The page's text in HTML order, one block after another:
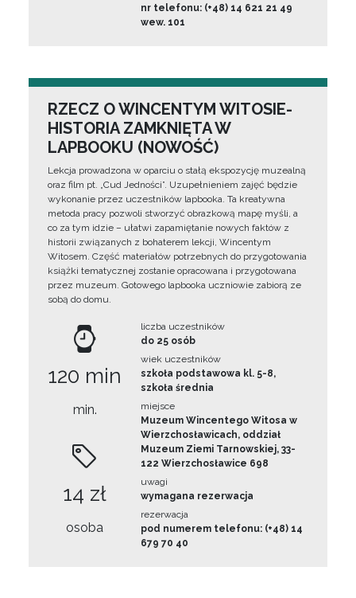
nr telefonu: (+48) 14 621 21 49
wew. 101
RZECZ O WINCENTYM WITOSIE-
HISTORIA ZAMKNIĘTA W
LAPBOOKU (NOWOŚĆ)
Lekcja prowadzona w oparciu o stałą ekspozycję muzealną
oraz film pt. „Cud Jedności”. Uzupełnieniem zajęć będzie
wykonanie przez uczestników lapbooka. Ta kreatywna
metoda pracy pozwoli stworzyć obrazkową mapę myśli, a
co za tym idzie – ułatwi zapamiętanie nowych faktów z
historii związanych z bohaterem lekcji, Wincentym
Witosem. Część materiałów potrzebnych do przygotowania
książki tematycznej zostanie opracowana i przygotowana
przez muzeum. Gotowego lapbooka uczniowie zabiorą ze
sobą do domu.
120 min
min.
14 zł
osoba
liczba uczestników
do 25 osób
wiek uczestników
szkoła podstawowa kl. 5-8,
szkoła średnia
miejsce
Muzeum Wincentego Witosa w
Wierzchosławicach, oddział
Muzeum Ziemi Tarnowskiej, 33-
122 Wierzchosławice 698
uwagi
wymagana rezerwacja
rezerwacja
pod numerem telefonu: (+48) 14
679 70 40